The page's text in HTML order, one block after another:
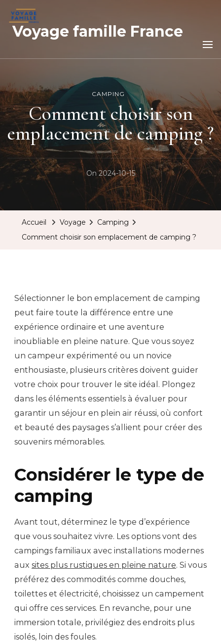
Voyage famille France
CAMPING
Comment choisir son
emplacement de camping ?
On2024-10-15
Accueil Voyage
Camping
Comment choisir son emplacement de camping ?
Sélectionner le bon emplacement de camping
peut faire toute la différence entre une
expérience ordinaire et une aventure
inoubliable en pleine nature. Que vous soyez
un campeur expérimenté ou un novice
enthousiaste, plusieurs critères doivent guider
votre choix pour trouver le site idéal. Plongez
dans les éléments essentiels à évaluer pour
garantir un séjour en plein air réussi, où confort
et beauté des paysages s’allient pour créer des
souvenirs mémorables.
Considérer le type de
camping
Avant tout, déterminez le type d’expérience
que vous souhaitez vivre. Les options vont des
campings familiaux avec installations modernes
aux sites plus rustiques en pleine nature. Si vous
préférez des commodités comme douches,
toilettes et électricité, choisissez un campement
qui offre ces services. En revanche, pour une
immersion totale, privilégiez des endroits plus
isolés, loin des foules.